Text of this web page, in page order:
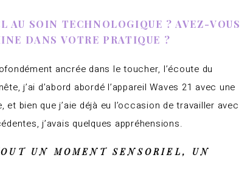
AU SOIN TECHNOLOGIQUE ? AVEZ-VOUS
DANS VOTRE PRATIQUE ?
ancrée dans le toucher, l’écoute du
j’ai d’abord abordé l’appareil Waves 21 avec une
bien que j’aie déjà eu l’occasion de travailler avec
j’avais quelques appréhensions.
UN MOMENT SENSORIEL, UN